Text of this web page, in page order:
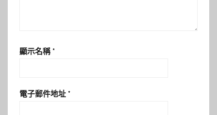
顯示名稱 *
電子郵件地址 *